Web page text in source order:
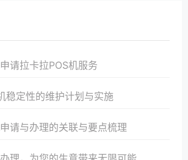
请拉卡拉POS机服务
稳定性的维护计划与实施
请与办理的关联与要点梳理